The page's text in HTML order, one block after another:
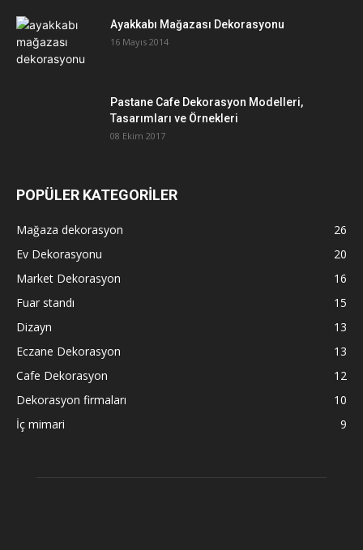
Ayakkabı Mağazası Dekorasyonu
16 Mayıs 2014
Pastane Cafe Dekorasyon Modelleri,
Tasarımları ve Örnekleri
08 Ekim 2017
POPÜLER KATEGORİLER
Mağaza dekorasyon
26
Ev Dekorasyonu
20
Market Dekorasyon
16
Fuar standı
15
Dizayn
13
Eczane Dekorasyon
13
Cafe Dekorasyon
12
Dekorasyon firmaları
10
İç mimari
9